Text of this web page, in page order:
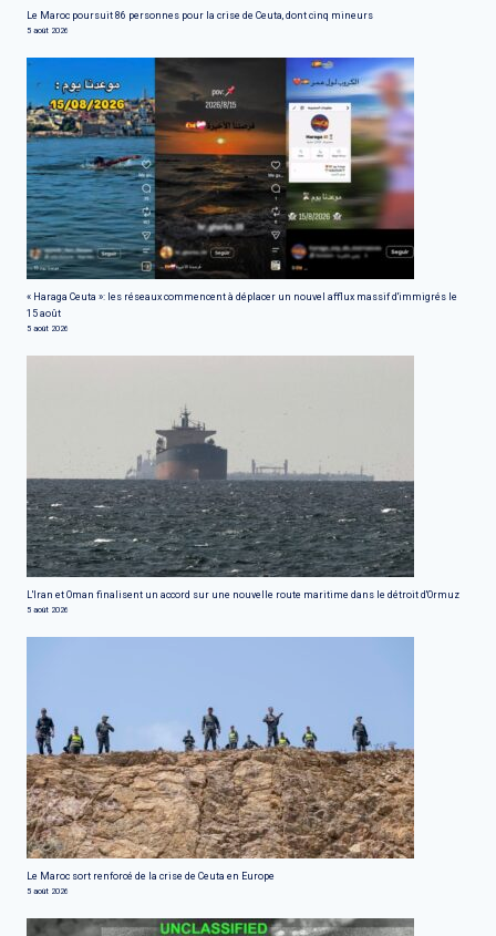
Le Maroc poursuit 86 personnes pour la crise de Ceuta, dont cinq mineurs
5 août 2026
« Haraga Ceuta »: les réseaux commencent à déplacer un nouvel afflux massif d'immigrés le
15 août
5 août 2026
L'Iran et Oman finalisent un accord sur une nouvelle route maritime dans le détroit d'Ormuz
5 août 2026
Le Maroc sort renforcé de la crise de Ceuta en Europe
5 août 2026